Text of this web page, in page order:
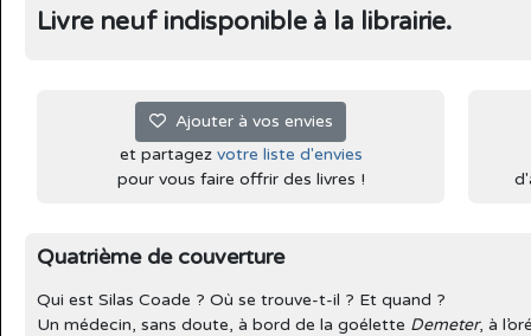
Livre neuf indisponible à la librairie.
Ajouter à vos envies
et partagez votre liste d'envies
pour vous faire offrir des livres !
Quatrième de couverture
Qui est Silas Coade ? Où se trouve-t-il ? Et quand ?
Un médecin, sans doute, à bord de la goélette Demeter, à